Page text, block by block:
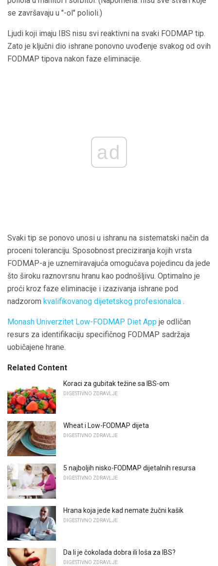
se završavaju u "-ol" polioli.)
Ljudi koji imaju IBS nisu svi reaktivni na svaki FODMAP tip.
Zato je ključni dio ishrane ponovno uvođenje svakog od ovih
FODMAP tipova nakon faze eliminacije.
ad
Svaki tip se ponovo unosi u ishranu na sistematski način da
proceni toleranciju. Sposobnost preciziranja kojih vrsta
FODMAP-a je uznemiravajuća omogućava pojedincu da jede
što široku raznovrsnu hranu kao podnošljivu. Optimalno je
proći kroz faze eliminacije i izazivanja ishrane pod
nadzorom kvalifikovanog dijetetskog profesionalca .
Monash Univerzitet Low-FODMAP Diet App je odličan
resurs za identifikaciju specifičnog FODMAP sadržaja
uobičajene hrane.
Related Content
Koraci za gubitak težine sa IBS-om
DIGESTIVNO ZDRAVLJE
Wheat i Low-FODMAP dijeta
DIGESTIVNO ZDRAVLJE
5 najboljih nisko-FODMAP dijetalnih resursa
DIGESTIVNO ZDRAVLJE
Hrana koja jede kad nemate žučni kašik
DIGESTIVNO ZDRAVLJE
Da li je čokolada dobra ili loša za IBS?
DIGESTIVNO ZDRAVLJE